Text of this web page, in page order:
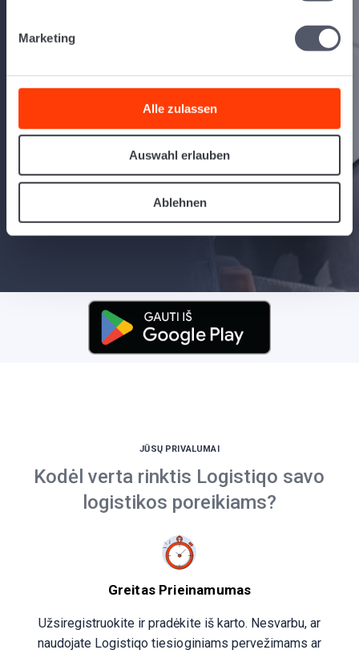
Marketing
Alle zulassen
Auswahl erlauben
Ablehnen
Maršrutų navigacija paėmimui ir pristatymui.
parašus ir nuotraukas tiesiai į ekspedijavimo
programinę įrangą.
JŪSŲ PRIVALUMAI
Kodėl verta rinktis Logistiqo savo
logistikos poreikiams?
Greitas Prieinamumas
Užsiregistruokite ir pradėkite iš karto. Nesvarbu, ar
naudojate Logistiqo tiesioginiams pervežimams ar